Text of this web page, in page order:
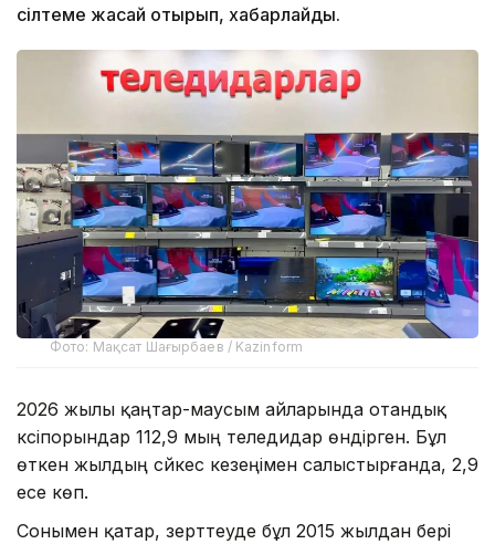
сілтеме жасай отырып, хабарлайды.
Фото: Мақсат Шағырбаев / Kazinform
2026 жылы қаңтар-маусым айларында отандық
кәсіпорындар 112,9 мың теледидар өндірген. Бұл
өткен жылдың сәйкес кезеңімен салыстырғанда, 2,9
есе көп.
Сонымен қатар, зерттеуде бұл 2015 жылдан бері